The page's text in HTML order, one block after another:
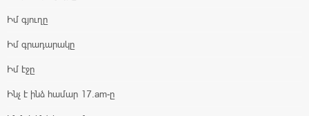
Իմ գյուղը
Իմ գրադարակը
Իմ էջը
Ինչ է ինձ համար 17.am-ը